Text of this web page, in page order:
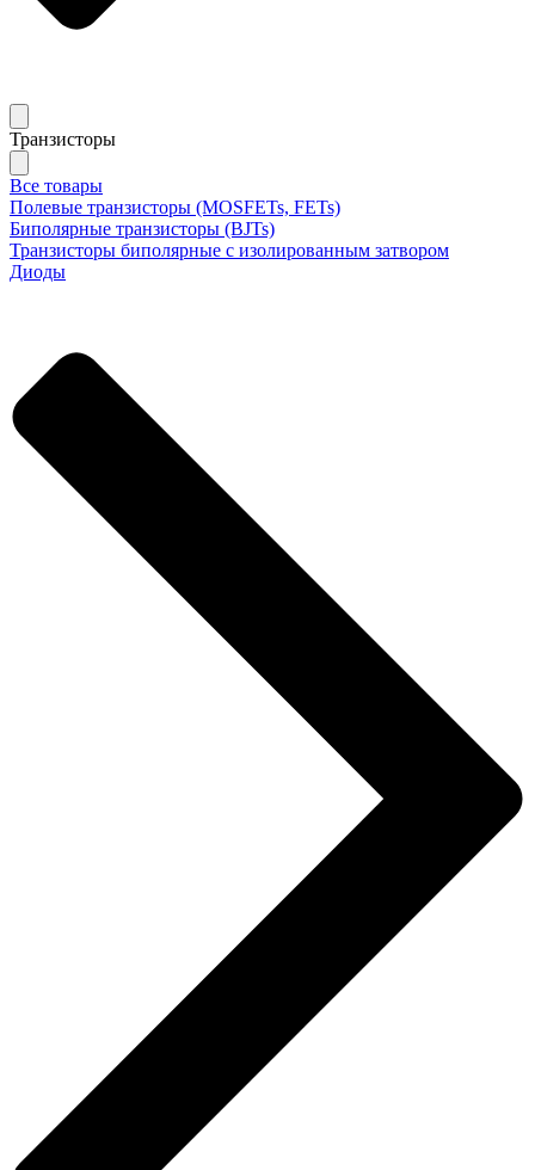
Транзисторы
Все товары
Полевые транзисторы (MOSFETs, FETs)
Биполярные транзисторы (BJTs)
Транзисторы биполярные с изолированным затвором
Диоды